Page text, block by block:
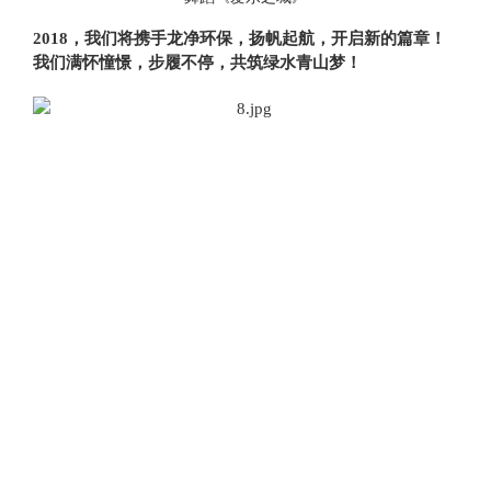
2018，我们将携手龙净环保，扬帆起航，开启新的篇章！
我们满怀憧憬，步履不停，共筑绿水青山梦！